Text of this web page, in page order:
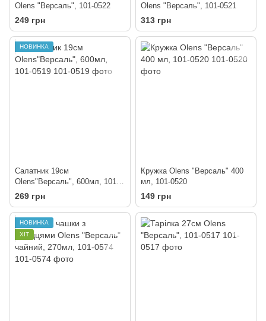
Olens "Версаль", 101-0522
249 грн
Olens "Версаль", 101-0521
313 грн
НОВИНКА
Салатник 19см
Olens"Версаль", 600мл, 101-
0519
269 грн
Кружка Olens "Версаль" 400
мл, 101-0520
149 грн
НОВИНКА
ХІТ